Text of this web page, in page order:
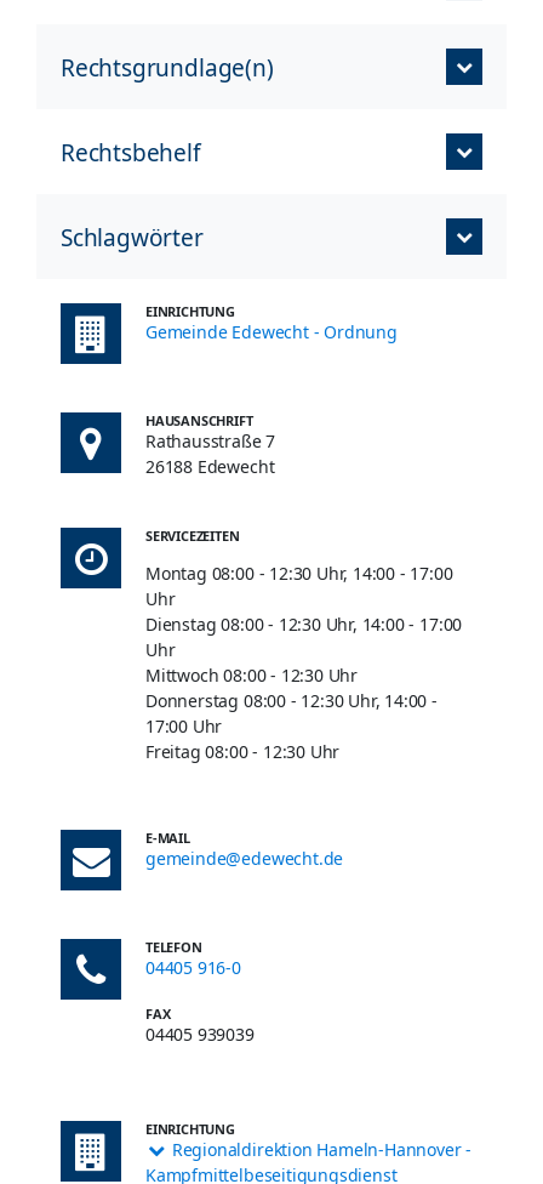
Rechtsgrundlage(n)
Rechtsbehelf
Schlagwörter
EINRICHTUNG
Gemeinde Edewecht - Ordnung
HAUSANSCHRIFT
Rathausstraße 7
26188 Edewecht
SERVICEZEITEN
Montag 08:00 - 12:30 Uhr, 14:00 - 17:00
Uhr
Dienstag 08:00 - 12:30 Uhr, 14:00 - 17:00
Uhr
Mittwoch 08:00 - 12:30 Uhr
Donnerstag 08:00 - 12:30 Uhr, 14:00 -
17:00 Uhr
Freitag 08:00 - 12:30 Uhr
E-MAIL
gemeinde@edewecht.de
TELEFON
04405 916-0
FAX
04405 939039
EINRICHTUNG
Regionaldirektion Hameln-Hannover -
Kampfmittelbeseitigungsdienst